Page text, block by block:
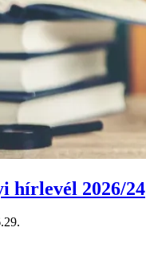
hírlevél 2026/24